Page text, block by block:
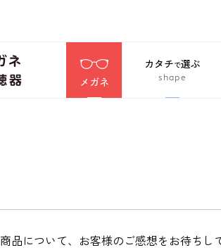
メガネ
カタチで選ぶ
shape
商品について、お客様のご感想をお待ちし